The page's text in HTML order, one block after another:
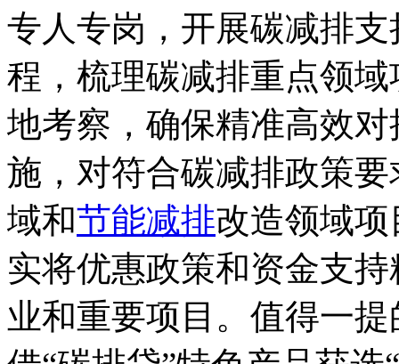
专人专岗，开展碳减排
程，梳理碳减排重点领
地考察，确保精准高效
施，对符合碳减排政策
域和节能减排改造领域
实将优惠政策和资金支
业和重要项目。值得一